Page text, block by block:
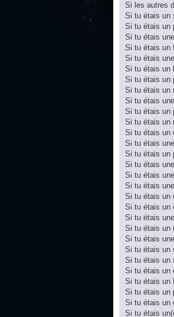
Si les autres
Si tu étais un
Si tu étais un
Si tu étais
Si tu étais un
Si tu étais
Si tu étais un
Si tu étais un
Si tu étais un
Si tu étais
Si tu étais un
Si tu étais un
Si tu étais un
Si tu étais
Si tu étais un
Si tu étais
Si tu étais
Si tu étais
Si tu étais un
Si tu étais un
Si tu étais
Si tu étais un
Si tu étais
Si tu étais un
Si tu étais un
Si tu étais un
Si tu étais un
Si tu étais un
Si tu étais un
Si tu étais